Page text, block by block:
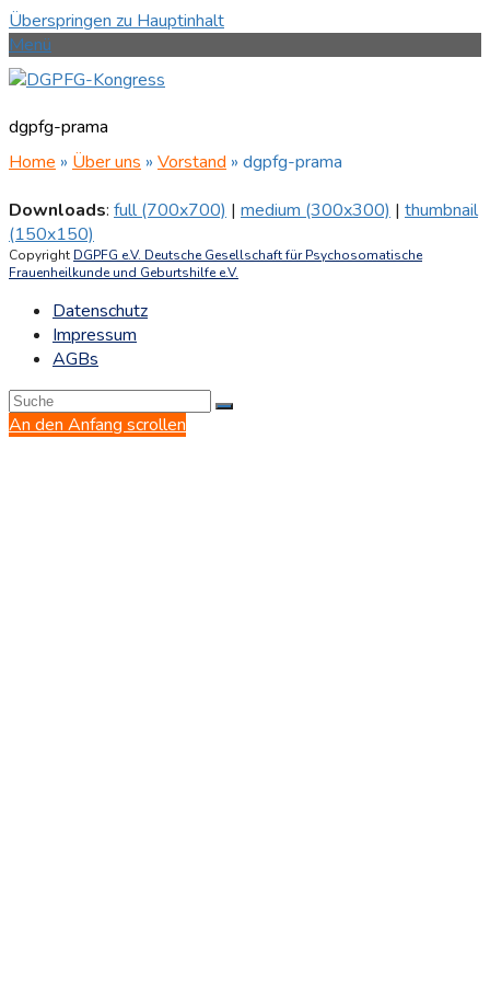
Überspringen zu Hauptinhalt
Menü
dgpfg-prama
Home » Über uns » Vorstand » dgpfg-prama
Downloads: full (700x700) | medium (300x300) | thumbnail
(150x150)
Copyright DGPFG e.V. Deutsche Gesellschaft für Psychosomatische
Frauenheilkunde und Geburtshilfe e.V.
Datenschutz
Impressum
AGBs
An den Anfang scrollen